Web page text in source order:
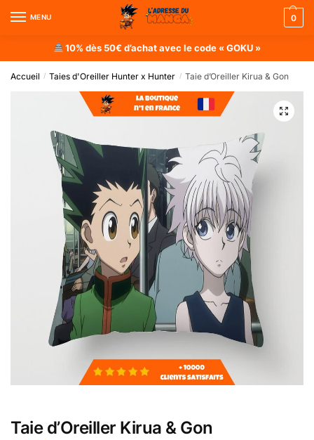
MENU 0
10% dès 50€ d’achat avec le code « GOKU »
Accueil / Taies d'Oreiller Hunter x Hunter / Taie d’Oreiller Kirua & Gon
Taie d’Oreiller Kirua & Gon